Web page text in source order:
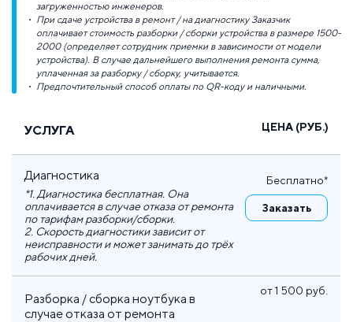
загруженностью инженеров.
При сдаче устройства в ремонт / на диагностику Заказчик
оплачивает стоимость разборки / сборки устройства в размере 1500-
2000 (определяет сотрудник приемки в зависимости от модели
устройства). В случае дальнейшего выполнения ремонта сумма,
уплаченная за разборку / сборку, учитывается.
Предпочтительный способ оплаты по QR-коду и наличными.
УСЛУГА ЦЕНА (РУБ.)
Диагностика
*1. Диагностика бесплатная. Она
оплачивается в случае отказа от ремонта
по тарифам разборки/сборки.
2. Скорость диагностики зависит от
неисправности и может занимать до трёх
рабочих дней.
Бесплатно*
Заказать
Разборка / сборка ноутбука в
случае отказа от ремонта
от 1 500 руб.